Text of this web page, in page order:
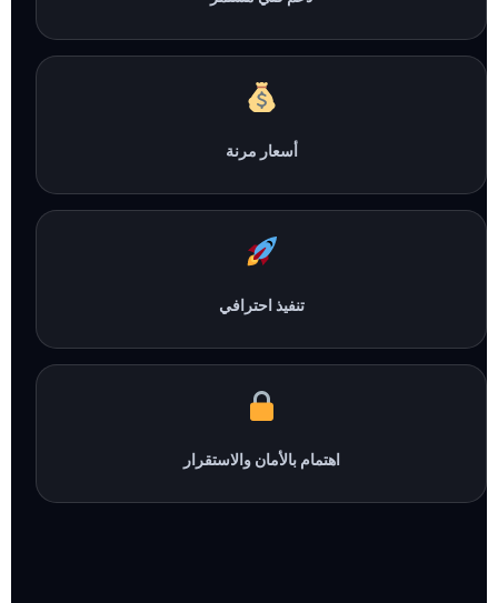
أسعار مرنة
تنفيذ احترافي
اهتمام بالأمان والاستقرار